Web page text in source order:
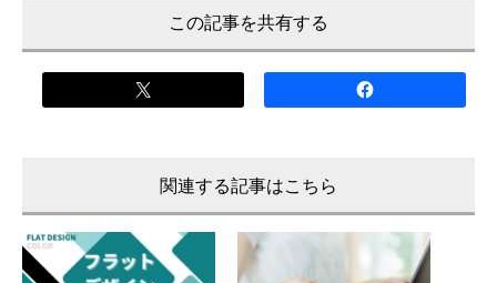
この記事を共有する